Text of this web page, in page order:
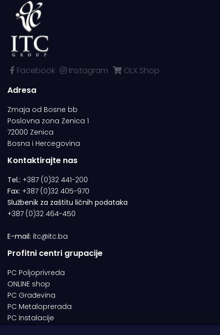
Facebook Instagram
OLX Shop
Adresa
Zmaja od Bosne bb
Poslovna zona Zenica 1
72000 Zenica
Bosna i Hercegovina
Kontaktirajte nas
Tel.: +387 (0)32 441-200
Fax: +387 (0)32 405-970
Službenik za zaštitu ličnih podataka
+387 (0)32 464-450
E-mail: itc@itc.ba
Profitni centri grupacije
PC Poljoprivreda
ONLINE shop
PC Građevina
PC Metaloprerada
PC Instalacije